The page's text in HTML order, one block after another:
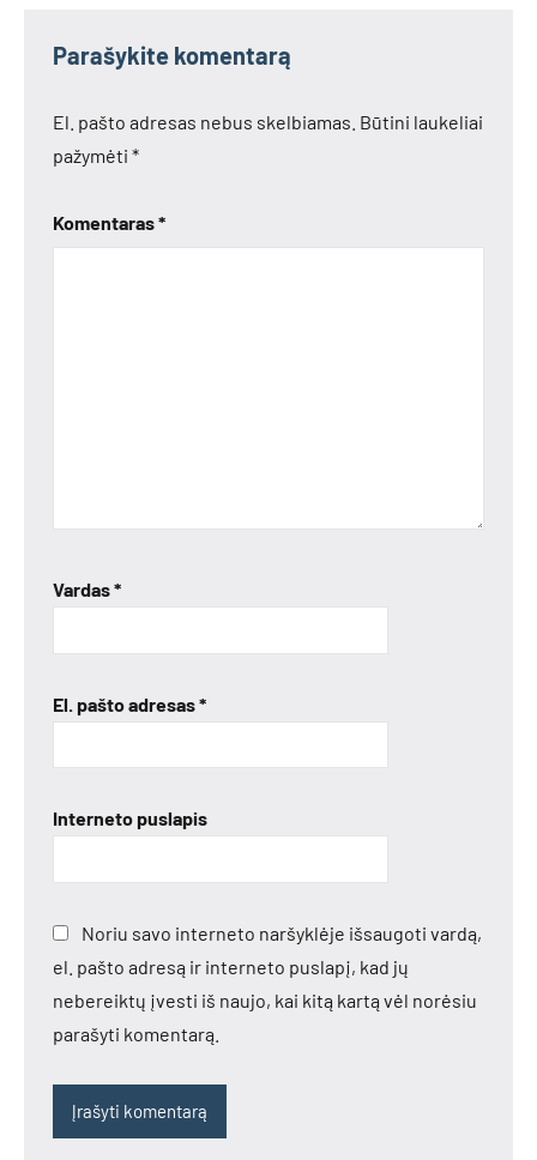
Parašykite komentarą
El. pašto adresas nebus skelbiamas. Būtini laukeliai
pažymėti *
Komentaras*
Vardas*
El. pašto adresas*
Interneto puslapis
Noriu savo interneto naršyklėje išsaugoti vardą,
el. pašto adresą ir interneto puslapį, kad jų
nebereiktų įvesti iš naujo, kai kitą kartą vėl norėsiu
parašyti komentarą.